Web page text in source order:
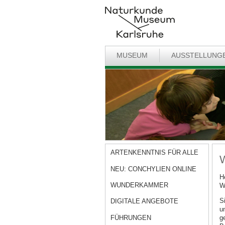
MUSEUM
ARTENKENNTNIS FÜR ALLE
NEU: CONCHYLIEN ONLINE
WUNDERKAMMER
DIGITALE ANGEBOTE
FÜHRUNGEN